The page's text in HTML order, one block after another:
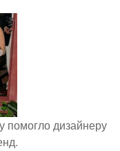
помогло дизайнеру